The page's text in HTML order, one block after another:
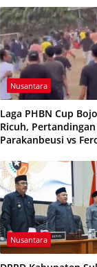
Nusantara
Laga PHBN Cup
Ricuh, Pertandingan
Parakanbeusi vs
Nusantara